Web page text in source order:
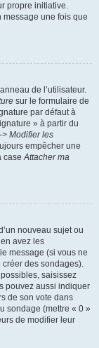
propre initiative.
message une fois que
de l’utilisateur.
sur le formulaire de
par défaut à
» à partir du
Modifier les
empêcher une
caseAttacher ma
nouveau sujet ou
avez les
message (si vous ne
créer des sondages).
saisissez
pouvez aussi indiquer
de son vote dans
sondage (mettre « 0 »
de modifier leur